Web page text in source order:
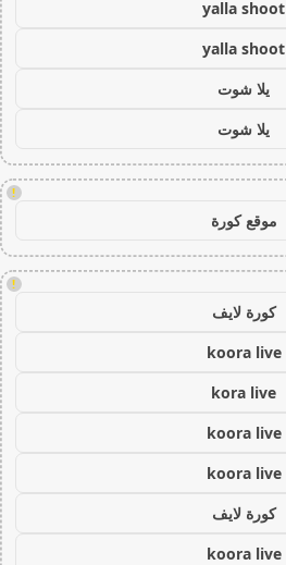
yalla shoot
yalla shoot
يلا شوت
يلا شوت
!
موقع كورة
!
كورة لايف
koora live
kora live
koora live
koora live
كورة لايف
koora live